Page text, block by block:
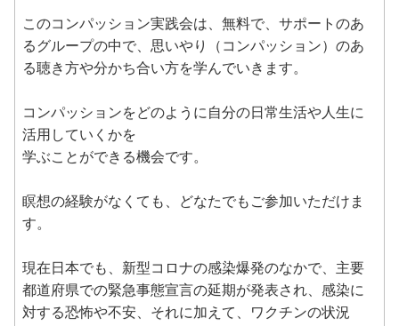
このコンパッション実践会は、無料で、サポートのあ
るグループの中で、思いやり（コンパッション）のあ
る聴き方や分かち合い方を学んでいきます。
コンパッションをどのように自分の日常生活や人生に
活用していくかを
学ぶことができる機会です。
瞑想の経験がなくても、どなたでもご参加いただけま
す。
現在日本でも、新型コロナの感染爆発のなかで、主要
都道府県での緊急事態宣言の延期が発表され、感染に
対する恐怖や不安、それに加えて、ワクチンの状況